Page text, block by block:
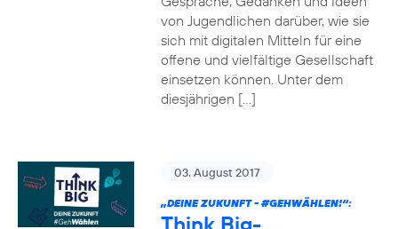
von Jugendlichen darüber, wie sie
sich mit digitalen Mitteln für eine
offene und vielfältige Gesellschaft
einsetzen können. Unter dem
diesjährigen […]
03. August 2017
„DEINE ZUKUNFT - #GEHWÄHLEN!“:
Think Big-